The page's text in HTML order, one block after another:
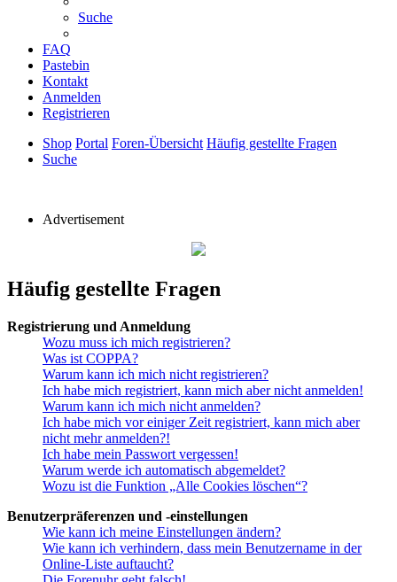
Suche
FAQ
Pastebin
Kontakt
Anmelden
Registrieren
Shop Portal Foren-Übersicht Häufig gestellte Fragen
Suche
Advertisement
Häufig gestellte Fragen
Registrierung und Anmeldung
Wozu muss ich mich registrieren?
Was ist COPPA?
Warum kann ich mich nicht registrieren?
Ich habe mich registriert, kann mich aber nicht anmelden!
Warum kann ich mich nicht anmelden?
Ich habe mich vor einiger Zeit registriert, kann mich aber
nicht mehr anmelden?!
Ich habe mein Passwort vergessen!
Warum werde ich automatisch abgemeldet?
Wozu ist die Funktion „Alle Cookies löschen“?
Benutzerpräferenzen und -einstellungen
Wie kann ich meine Einstellungen ändern?
Wie kann ich verhindern, dass mein Benutzername in der
Online-Liste auftaucht?